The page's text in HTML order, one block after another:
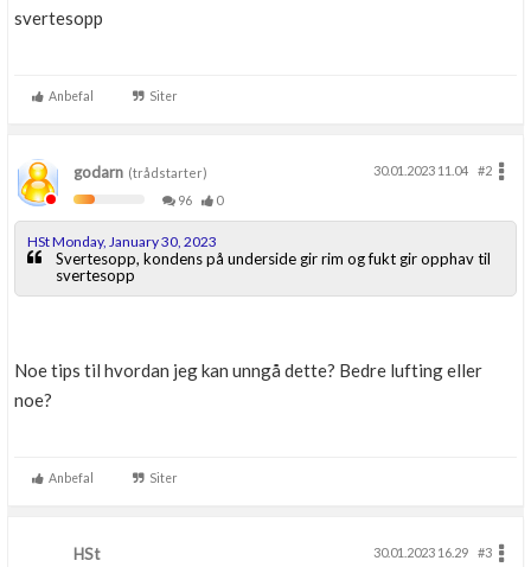
svertesopp
Anbefal Siter
godarn (trådstarter) 30.01.2023 11.04
#2
96
0
HSt Monday, January 30, 2023
Svertesopp, kondens på underside gir rim og fukt gir opphav til
svertesopp
Noe tips til hvordan jeg kan unngå dette? Bedre lufting eller
noe?
Anbefal Siter
HSt 30.01.2023 16.29
#3